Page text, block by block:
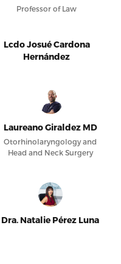
Professor of Law
Lcdo Josué Cardona
Hernández
Laureano Giraldez MD
Otorhinolaryngology and
Head and Neck Surgery
Dra. Natalie Pérez Luna